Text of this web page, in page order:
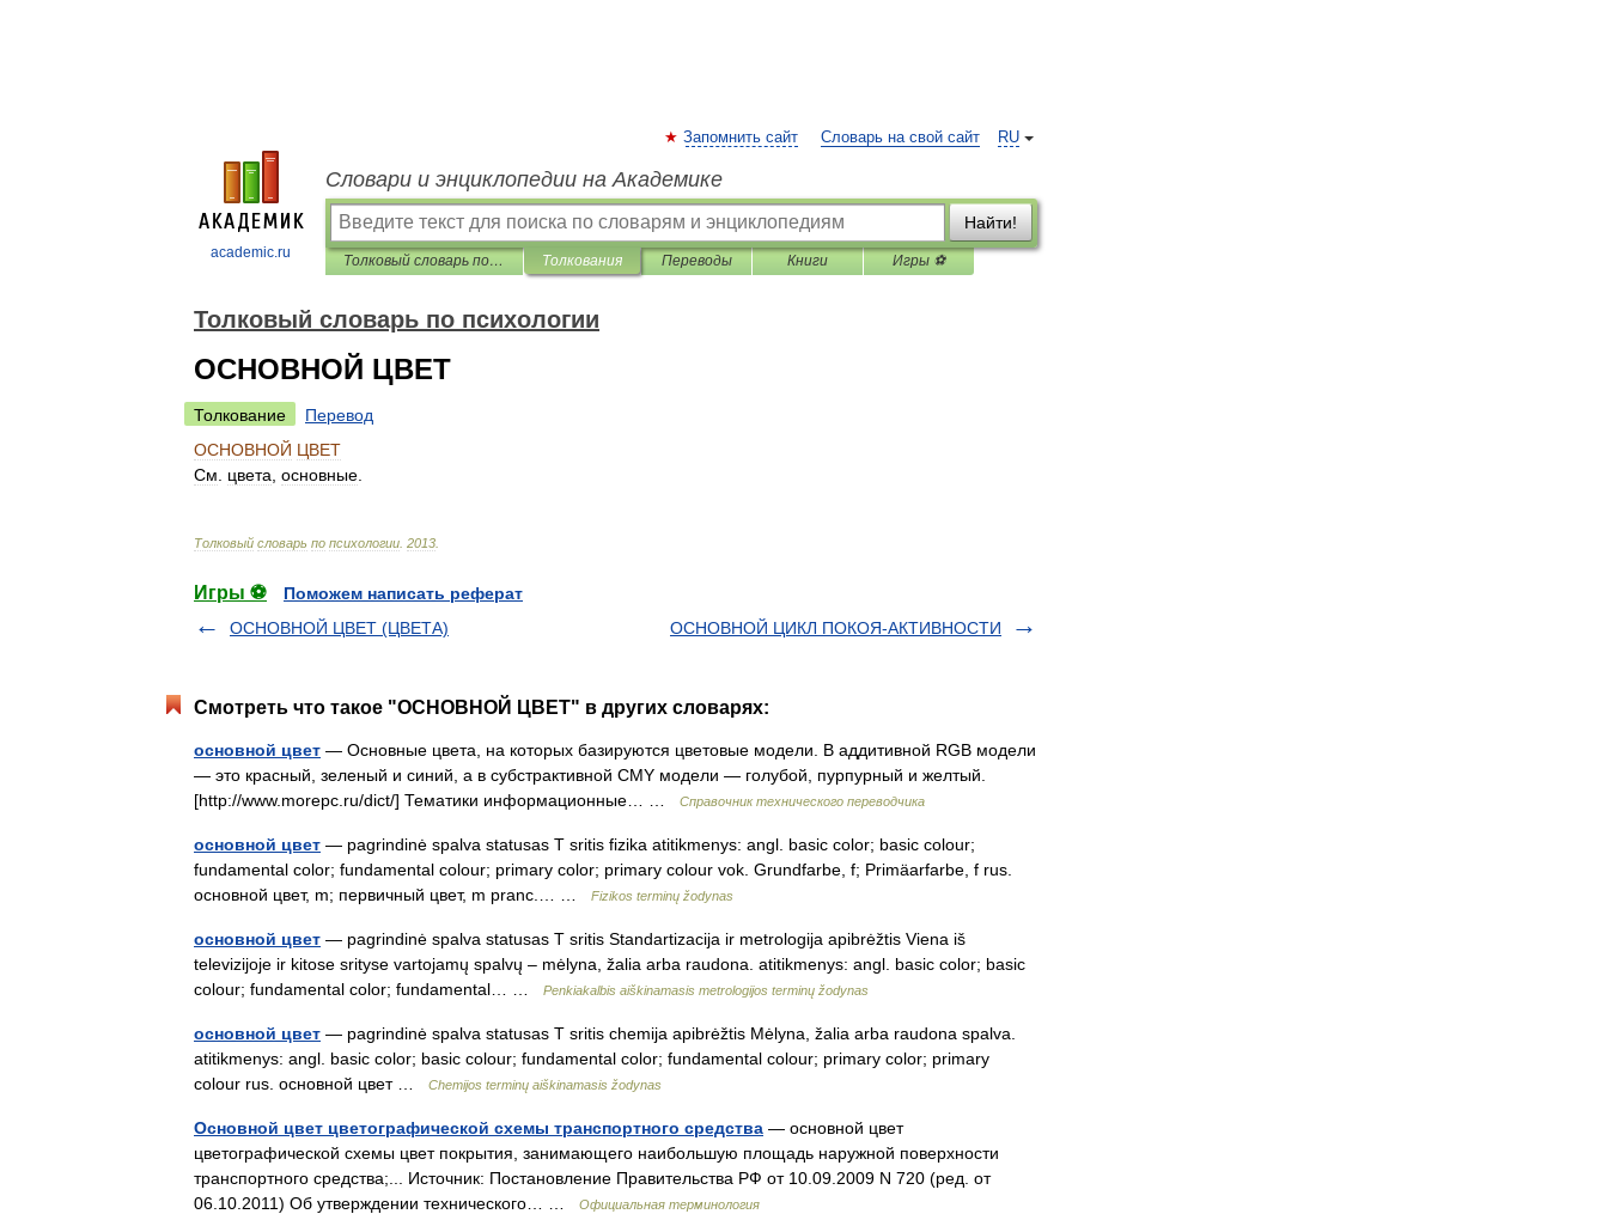
academic.ru
RU
Запомнить сайт Словарь на свой сайт
Словари и энциклопедии на Академике
Найти!
Толковый словарь по психологии Толкования Переводы Книги Игры ⚽
Толковый словарь по психологии
ОСНОВНОЙ ЦВЕТ
Толкование
Перевод
ОСНОВНОЙ ЦВЕТ
См
цвета основные
Толковый словарь по психологии 2013
Игры ⚽
Поможем написать реферат
ОСНОВНОЙ ЦВЕТ (ЦВЕТА)
ОСНОВНОЙ ЦИКЛ ПОКОЯ-АКТИВНОСТИ
Смотреть что такое "ОСНОВНОЙ ЦВЕТ" в других словарях:
основной цвет — Основные цвета, на которых базируются цветовые модели. В аддитивной RGB модели
— это красный, зеленый и синий, а в субстрактивной CMY модели — голубой, пурпурный и желтый.
[http://www.morepc.ru/dict/] Тематики информационные… …
Справочник технического переводчика
основной цвет — pagrindinė spalva statusas T sritis fizika atitikmenys: angl. basic color; basic colour;
fundamental color; fundamental colour; primary color; primary colour vok. Grundfarbe, f; Primäarfarbe, f rus.
основной цвет, m; первичный цвет, m pranc.… …
Fizikos terminų žodynas
основной цвет — pagrindinė spalva statusas T sritis Standartizacija ir metrologija apibrėžtis Viena iš
televizijoje ir kitose srityse vartojamų spalvų – mėlyna, žalia arba raudona. atitikmenys: angl. basic color; basic
colour; fundamental color; fundamental… …
Penkiakalbis aiškinamasis metrologijos terminų žodynas
основной цвет — pagrindinė spalva statusas T sritis chemija apibrėžtis Mėlyna, žalia arba raudona spalva.
atitikmenys: angl. basic color; basic colour; fundamental color; fundamental colour; primary color; primary
colour rus. основной цвет …
Chemijos terminų aiškinamasis žodynas
Основной цвет цветографической схемы транспортного средства — основной цвет
цветографической схемы цвет покрытия, занимающего наибольшую площадь наружной поверхности
транспортного средства;... Источник: Постановление Правительства РФ от 10.09.2009 N 720 (ред. от
06.10.2011) Об утверждении технического… …
Официальная терминология